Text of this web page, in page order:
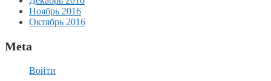
Ноябрь 2016
Октябрь 2016
Meta
Войти